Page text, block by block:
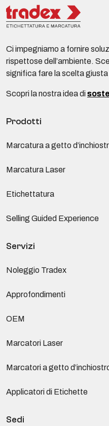
Ci impegniamo a fornire
rispettose dell’ambiente.
significa fare la scelta giusta
Scopri la nostra idea di
Prodotti
Marcatura a getto
Marcatura Laser
Etichettatura
Selling Guided Experience
Servizi
Noleggio Tradex
Approfondimenti
OEM
Marcatori Laser
Marcatori a getto
Applicatori di Etichette
Sedi